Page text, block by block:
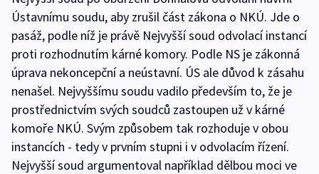
Ústavnímu soudu, aby zrušil část zákona o NKÚ. Jde o
pasáž, podle níž je právě Nejvyšší soud odvolací instancí
proti rozhodnutím kárné komory. Podle NS je zákonná
úprava nekoncepční a neústavní. ÚS ale důvod k zásahu
nenašel. Nejvyššímu soudu vadilo především to, že je
prostřednictvím svých soudců zastoupen už v kárné
komoře NKÚ. Svým způsobem tak rozhoduje v obou
instancích - tedy v prvním stupni i v odvolacím řízení.
Nejvyšší soud argumentoval například dělbou moci ve